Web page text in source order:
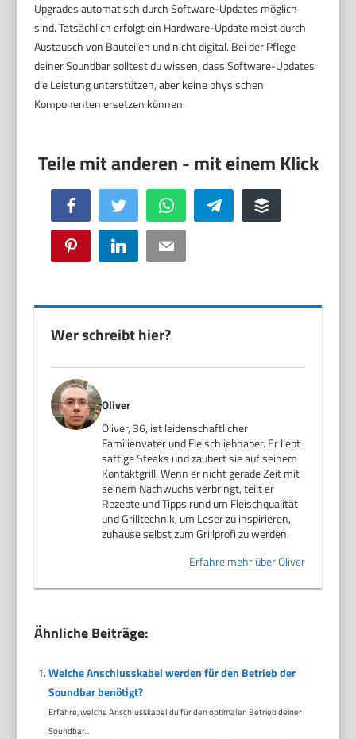
Upgrades automatisch durch Software-Updates möglich
sind. Tatsächlich erfolgt ein Hardware-Update meist durch
Austausch von Bauteilen und nicht digital. Bei der Pflege
deiner Soundbar solltest du wissen, dass Software-Updates
die Leistung unterstützen, aber keine physischen
Komponenten ersetzen können.
Facebook Twitter WhatsApp Telegram Buffer
Pinterest LinkedIn Email
Wer schreibt hier?
Oliver
Oliver, 36, ist leidenschaftlicher
Familienvater und Fleischliebhaber. Er liebt
saftige Steaks und zaubert sie auf seinem
Kontaktgrill. Wenn er nicht gerade Zeit mit
seinem Nachwuchs verbringt, teilt er
Rezepte und Tipps rund um Fleischqualität
und Grilltechnik, um Leser zu inspirieren,
zuhause selbst zum Grillprofi zu werden.
Erfahre mehr über Oliver
Ähnliche Beiträge:
Welche Anschlusskabel werden für den Betrieb der
Soundbar benötigt?
Erfahre, welche Anschlusskabel du für den optimalen Betrieb deiner
Soundbar...